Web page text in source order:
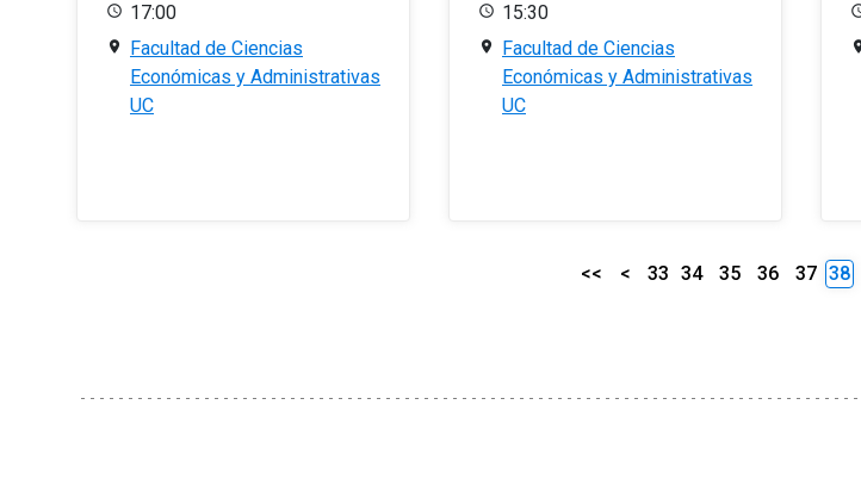
17:00
Facultad de Ciencias
Económicas y Administrativas
UC
15:30
Facultad de Ciencias
Económicas y Administrativas
UC
<< < 33 34 35 36 37 38